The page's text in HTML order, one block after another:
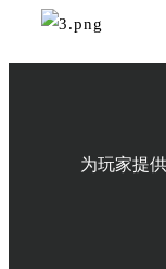
的是目前版本
为玩家提